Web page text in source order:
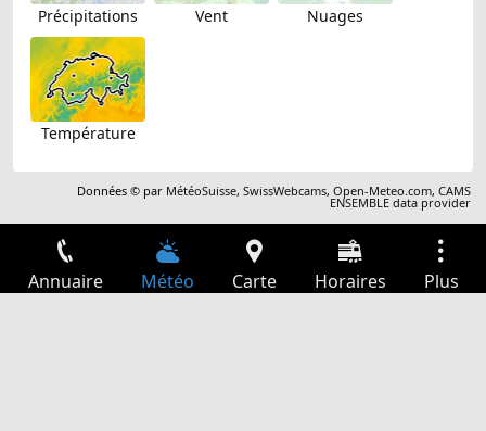
Précipitations Vent Nuages
Température
Données © par MétéoSuisse,SwissWebcams,Open-Meteo.com,CAMS
ENSEMBLE data provider
Annuaire Météo Carte Horaires Plus